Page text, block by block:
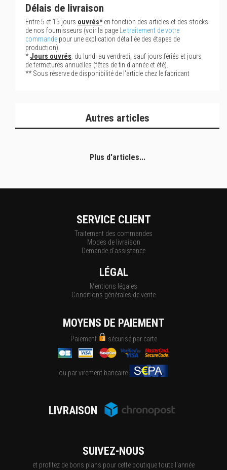
Délais de livraison
Entre 5 et 15 jours ouvrés*en fonction des articles et des stocks
de nos fournisseurs (voir la page
Le traitement de votre
commande pour une explication détaillée des étapes de
production).
*Jours ouvrés: du lundi au vendredi, sauf jours fériés et jours
de fermetures annuelles (fêtes de fin d'année et été).
** Sous réserve de disponibilité de l'article chez le fabricant
Autres articles
Plus d'articles...
SERVICE CLIENT
Traitement des commandes
Modes de livraison
Demande d'assistance
LÉGAL
Mentions légales
Conditions générales de vente
MOYENS DE PAIEMENT
Paiement sécurisé par carte
ou par virement bancaire
LIVRAISON
SUIVEZ-NOUS
et profitez de bons plans pour cette boutique toute l'année